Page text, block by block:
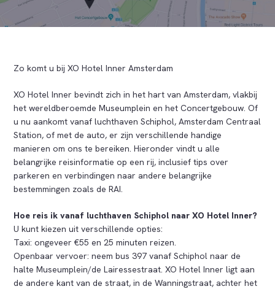
Zo komt u bij XO Hotel Inner Amsterdam
XO Hotel Inner bevindt zich in het hart van Amsterdam, vlakbij
het wereldberoemde Museumplein en het Concertgebouw. Of
u nu aankomt vanaf luchthaven Schiphol, Amsterdam Centraal
Station, of met de auto, er zijn verschillende handige
manieren om ons te bereiken. Hieronder vindt u alle
belangrijke reisinformatie op een rij, inclusief tips over
parkeren en verbindingen naar andere belangrijke
bestemmingen zoals de RAI.
Hoe reis ik vanaf luchthaven Schiphol naar XO Hotel Inner?
U kunt kiezen uit verschillende opties:
Taxi: ongeveer €55 en 25 minuten reizen.
Openbaar vervoer: neem bus 397 vanaf Schiphol naar de
halte Museumplein/de Lairessestraat. XO Hotel Inner ligt aan
de andere kant van de straat, in de Wanningstraat, achter het